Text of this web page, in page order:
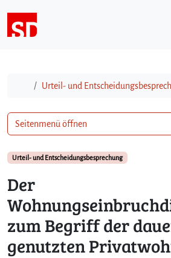
StartUrteil- und
Urteil- und Entscheidungsbesprechung
Der
zum Begriff der
genutzten
Seitenmenü öffnen